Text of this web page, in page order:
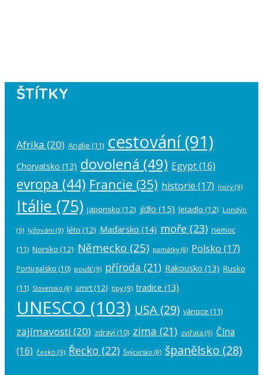
ŠTÍTKY
Afrika (20) Anglie (11) cestování(91)
Chorvatsko (13) dovolená (49) Egypt(16)
evropa (44) Francie (35) historie (17) hory (9)
Itálie (75) japonsko (12) jídlo (15) letadlo (12) Londýn
(9) lyžování (9) léto (12) Maďarsko (14) moře (23) nemoc
(11) Norsko (12) Německo (25) památky(8) Polsko (17)
Portugalsko (10) poušť(9) příroda (21) Rakousko (13) Rusko
(11) Slovensko (8) smrt(12) tipy (9) tradice (13)
UNESCO (103) USA (29) vánoce (11)
zajímavosti (20) zdraví (10) zima (21) zvířata (9) Čína
(16) česko (9) Řecko (22) Švýcarsko (8) španělsko (28)